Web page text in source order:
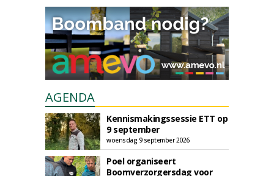
AGENDA
Kennismakingssessie ETT op
9 september
woensdag 9 september 2026
Poel organiseert
Boomverzorgersdag voor